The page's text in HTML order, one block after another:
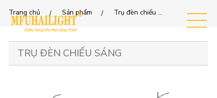
MEN
Trang chủ Sản phẩm Trụ đèn chiếu sáng
TRỤ ĐÈN CHIẾU SÁNG